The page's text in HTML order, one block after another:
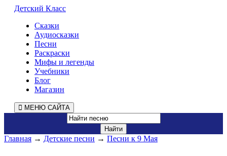
Детский Класс
Сказки
Аудиосказки
Песни
Раскраски
Мифы и легенды
Учебники
Блог
Магазин
МЕНЮ САЙТА
Главная → Детские песни → Песни к 9 Мая